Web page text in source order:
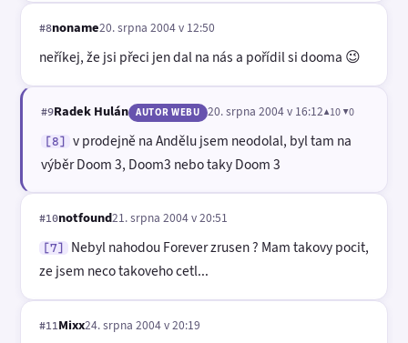
#8noname20. srpna 2004 v 12:50
neříkej, že jsi přeci jen dal na nás a pořídil si dooma 😉
#9Radek Hulán AUTOR WEBU 20. srpna 2004 v 16:12▲10 ▼0
[8]
v prodejně na Andělu jsem neodolal, byl tam na
výběr Doom 3, Doom3 nebo taky Doom 3
#10notfound21. srpna 2004 v 20:51
[7]
Nebyl nahodou Forever zrusen ? Mam takovy pocit,
ze jsem neco takoveho cetl...
#11Mixx24. srpna 2004 v 20:19